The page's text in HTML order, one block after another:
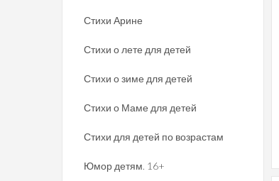
Стихи Арине
Стихи о лете для детей
Стихи о зиме для детей
Стихи о Маме для детей
Стихи для детей по возрастам
Юмор детям. 16+